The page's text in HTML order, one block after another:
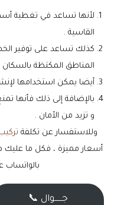
لأنها تساعد في تغطية
القاسية .
كذلك تساعد على توفير
المناطق المكتظة بالسكان
أيضا يمكن استخدامها
بالإضافة إلى ذلك فأنها
و تزيد من الأمان .
وللاستفسار عن تكلفة
أسعار مميزة ، فكل ما عليك
بالواتساب
جــــــوال 📞